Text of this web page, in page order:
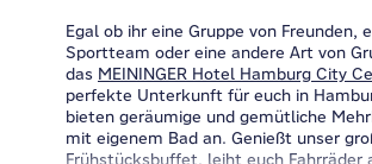
Egal ob ihr eine Gruppe von Freunden,
Sportteam oder eine andere Art von
das MEININGER Hotel Hamburg City
perfekte Unterkunft für euch in
bieten geräumige und gemütliche
mit eigenem Bad an. Genießt unser
Frühstücksbuffet, leiht euch Fahrräder